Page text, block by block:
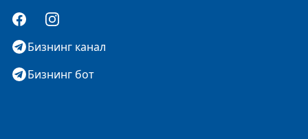
FacebookInstagram
Бизнинг канал
Бизнинг бот